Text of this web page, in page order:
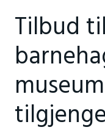
Tilbud